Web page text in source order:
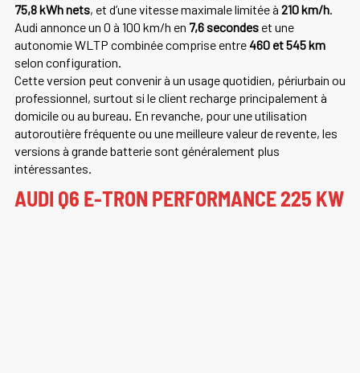
75,8 kWh nets, et d’une vitesse maximale limitée à 210 km/h.
Audi annonce un 0 à 100 km/h en 7,6 secondeset une
autonomie WLTP combinée comprise entre460 et 545 km
selon configuration.
Cette version peut convenir à un usage quotidien, périurbain ou
professionnel, surtout si le client recharge principalement à
domicile ou au bureau. En revanche, pour une utilisation
autoroutière fréquente ou une meilleure valeur de revente, les
versions à grande batterie sont généralement plus
intéressantes.
AUDI Q6 E-TRON PERFORMANCE 225 KW